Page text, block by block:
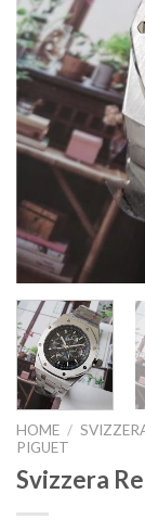
HOME /
PIGUET
Svizzera